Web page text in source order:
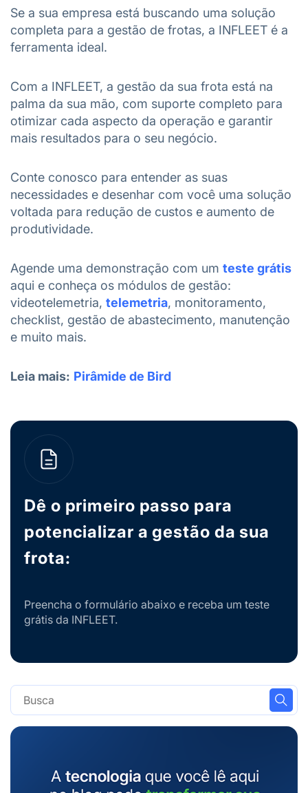
Se a sua empresa está buscando uma solução
completa para a gestão de frotas, a INFLEET é a
ferramenta ideal.
Com a INFLEET, a gestão da sua frota está na
palma da sua mão, com suporte completo para
otimizar cada aspecto da operação e garantir
mais resultados para o seu negócio.
Conte conosco para entender as suas
necessidades e desenhar com você uma solução
voltada para redução de custos e aumento de
produtividade.
Agende uma demonstração com um teste grátis
aqui e conheça os módulos de gestão:
videotelemetria, telemetria, monitoramento,
checklist, gestão de abastecimento, manutenção
e muito mais.
Leia mais: Pirâmide de Bird
Dê o primeiro passo para
potencializar a gestão da sua
frota:
Preencha o formulário abaixo e receba um teste
grátis da INFLEET.